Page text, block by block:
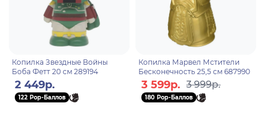
Копилка Звездные Войны
Боба Фетт 20 см 289194
2 449р.
122 Pop-Баллов
Копилка Марвел Мстители
Бесконечность 25,5 см 687990
3 599р. 3 999р.
180 Pop-Баллов